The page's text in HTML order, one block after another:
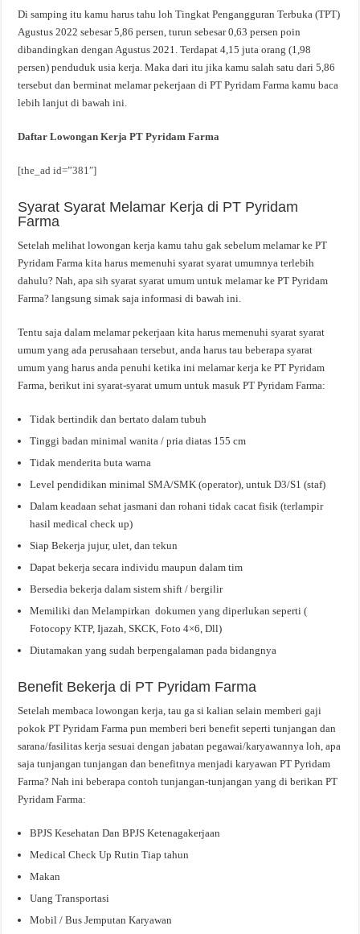
Di samping itu kamu harus tahu loh Tingkat Pengangguran Terbuka (TPT)
Agustus 2022 sebesar 5,86 persen, turun sebesar 0,63 persen poin
dibandingkan dengan Agustus 2021. Terdapat 4,15 juta orang (1,98
persen) penduduk usia kerja. Maka dari itu jika kamu salah satu dari 5,86
tersebut dan berminat melamar pekerjaan di PT Pyridam Farma kamu baca
lebih lanjut di bawah ini.
Daftar Lowongan Kerja PT Pyridam Farma
[the_ad id=”381″]
Syarat Syarat Melamar Kerja di PT Pyridam
Farma
Setelah melihat lowongan kerja kamu tahu gak sebelum melamar ke PT
Pyridam Farma kita harus memenuhi syarat syarat umumnya terlebih
dahulu? Nah, apa sih syarat syarat umum untuk melamar ke PT Pyridam
Farma? langsung simak saja informasi di bawah ini.
Tentu saja dalam melamar pekerjaan kita harus memenuhi syarat syarat
umum yang ada perusahaan tersebut, anda harus tau beberapa syarat
umum yang harus anda penuhi ketika ini melamar kerja ke PT Pyridam
Farma, berikut ini syarat-syarat umum untuk masuk PT Pyridam Farma:
Tidak bertindik dan bertato dalam tubuh
Tinggi badan minimal wanita / pria diatas 155 cm
Tidak menderita buta warna
Level pendidikan minimal SMA/SMK (operator), untuk D3/S1 (staf)
Dalam keadaan sehat jasmani dan rohani tidak cacat fisik (terlampir
hasil medical check up)
Siap Bekerja jujur, ulet, dan tekun
Dapat bekerja secara individu maupun dalam tim
Bersedia bekerja dalam sistem shift / bergilir
Memiliki dan Melampirkan dokumen yang diperlukan seperti (
Fotocopy KTP, Ijazah, SKCK, Foto 4×6, Dll)
Diutamakan yang sudah berpengalaman pada bidangnya
Benefit Bekerja di PT Pyridam Farma
Setelah membaca lowongan kerja, tau ga si kalian selain memberi gaji
pokok PT Pyridam Farma pun memberi beri benefit seperti tunjangan dan
sarana/fasilitas kerja sesuai dengan jabatan pegawai/karyawannya loh, apa
saja tunjangan tunjangan dan benefitnya menjadi karyawan PT Pyridam
Farma? Nah ini beberapa contoh tunjangan-tunjangan yang di berikan PT
Pyridam Farma:
BPJS Kesehatan Dan BPJS Ketenagakerjaan
Medical Check Up Rutin Tiap tahun
Makan
Uang Transportasi
Mobil / Bus Jemputan Karyawan